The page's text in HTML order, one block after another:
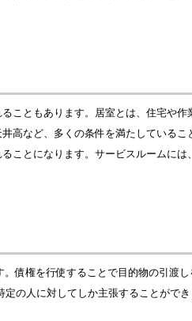
こともあります。居室とは、住宅や作
高など、多くの条件を満たしているこ
ことになります。サービスルームに
債権を行使することで目的物の引渡
の人に対してしか主張することができ